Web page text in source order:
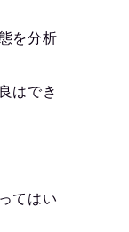
を分析
はでき
てはい